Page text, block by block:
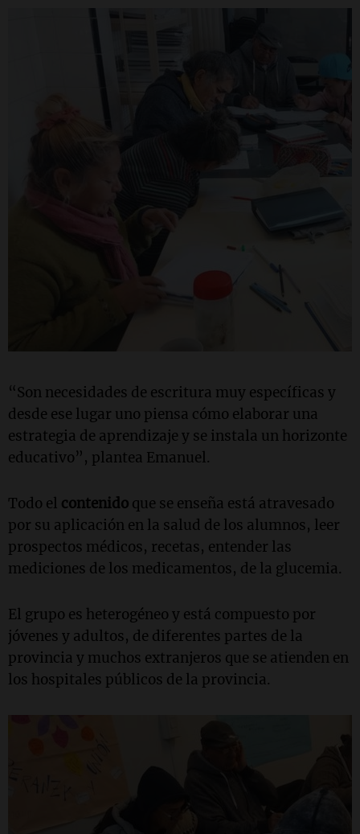
“Son necesidades de escritura muy específicas y
desde ese lugar uno piensa cómo elaborar una
estrategia de aprendizaje y se instala un horizonte
educativo”, plantea Emanuel.
Todo el contenido que se enseña está atravesado
por su aplicación en la salud de los alumnos, leer
prospectos médicos, recetas, entender las
mediciones de los medicamentos, de la glucemia.
El grupo es heterogéneo y está compuesto por
jóvenes y adultos, de diferentes partes de la
provincia y muchos extranjeros que se atienden en
los hospitales públicos de la provincia.